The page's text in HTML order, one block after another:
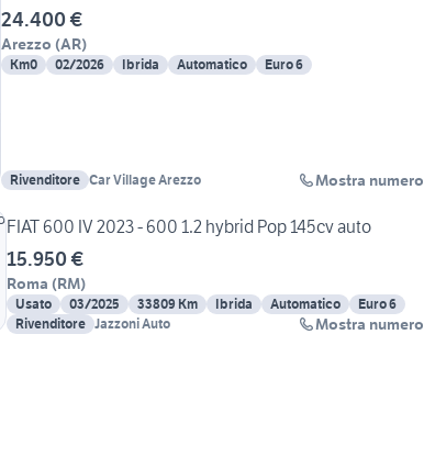
24.400 €
Arezzo (AR)
Km0 02/2026 Ibrida Automatico Euro 6
Rivenditore Car Village Arezzo Mostra numero
FIAT 600 IV 2023 - 600 1.2 hybrid Pop 145cv auto
15.950 €
Roma (RM)
Usato 03/2025 33809 Km Ibrida Automatico
Euro 6
Rivenditore Jazzoni Auto Mostra numero